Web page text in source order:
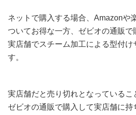
ネットで購入する場合、Amazonや
ついてお得な一方、ゼビオの通販
実店舗でスチーム加工による型付け
す。
実店舗だと売り切れとなっているこ
ゼビオの通販で購入して実店舗に